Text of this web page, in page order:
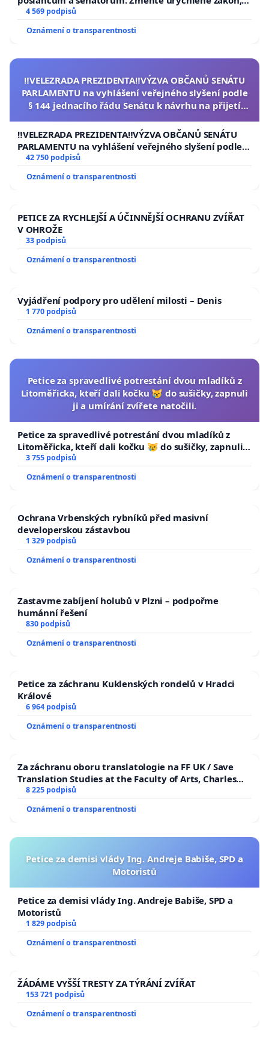
aby se tragédie malé Viktorky už nemohla opakovat!
4 569 podpisů
Oznámení o transparentnosti
‼️VELEZRADA PREZIDENTA‼️VÝZVA OBČANŮ SENÁTU
PARLAMENTU na vyhlášení veřejného slyšení podle
§ 144 jednacího řádu Senátu k návrhu na přijetí
republiky
‼️VELEZRADA PREZIDENTA‼️VÝZVA OBČANŮ SENÁTU
PARLAMENTU na vyhlášení veřejného slyšení podle §
144 jednacího řádu Senátu k návrhu na přijetí
republiky
42 750 podpisů
Oznámení o transparentnosti
PETICE ZA RYCHLEJŠÍ A ÚČINNĚJŠÍ OCHRANU ZVÍŘAT
V OHROŽE
33 podpisů
Oznámení o transparentnosti
Vyjádření podpory pro udělení milosti – Denis
1 770 podpisů
Oznámení o transparentnosti
Petice za spravedlivé potrestání dvou mladíků z
Litoměřicka, kteří dali kočku 😿 do sušičky, zapnuli
ji a umírání zvířete natočili.
Petice za spravedlivé potrestání dvou mladíků z
Litoměřicka, kteří dali kočku 😿 do sušičky, zapnuli ji
a umírání zvířete natočili.
3 755 podpisů
Oznámení o transparentnosti
Ochrana Vrbenských rybníků před masivní
developerskou zástavbou
1 329 podpisů
Oznámení o transparentnosti
Zastavme zabíjení holubů v Plzni – podpořme
humánní řešení
830 podpisů
Oznámení o transparentnosti
Petice za záchranu Kuklenských rondelů v Hradci
Králové
6 964 podpisů
Oznámení o transparentnosti
Za záchranu oboru translatologie na FF UK / Save
Translation Studies at the Faculty of Arts, Charles
University
8 225 podpisů
Oznámení o transparentnosti
Petice za demisi vlády Ing. Andreje Babiše, SPD a
Motoristů
Petice za demisi vlády Ing. Andreje Babiše, SPD a
Motoristů
1 829 podpisů
Oznámení o transparentnosti
ŽÁDÁME VYŠŠÍ TRESTY ZA TÝRÁNÍ ZVÍŘAT
153 721 podpisů
Oznámení o transparentnosti